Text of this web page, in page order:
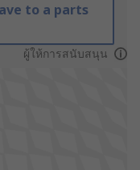
to a parts
ผู้ให้การสนับสนุน